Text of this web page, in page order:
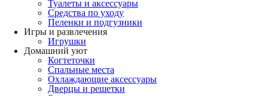
Туалеты и аксессуары
Средства по уходу
Пеленки и подгузники
Игры и развлечения
Игрушки
Домашний уют
Когтеточки
Спальные места
Охлаждающие аксессуары
Дверцы и решетки